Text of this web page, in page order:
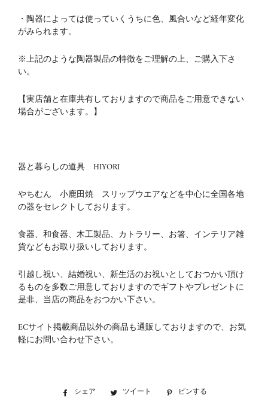
・陶器によっては使っていくうちに色、風合いなど経年変化
がみられます。
※上記のような陶器製品の特徴をご理解の上、ご購入下さ
い。
【実店舗と在庫共有しておりますので商品をご用意できない
場合がございます。】
器と暮らしの道具 HIYORI
やちむん 小鹿田焼 スリップウエアなどを中心に全国各地
の器をセレクトしております。
食器、和食器、木工製品、カトラリー、お箸、インテリア雑
貨などもお取り扱いしております。
引越し祝い、結婚祝い、新生活のお祝いとしておつかい頂け
るものを多数ご用意しておりますのでギフトやプレゼントに
是非、当店の商品をおつかい下さい。
ECサイト掲載商品以外の商品も通販しておりますので、お気
軽にお問い合わせ下さい。
シェア
Facebookツイート
Twitter ピンする